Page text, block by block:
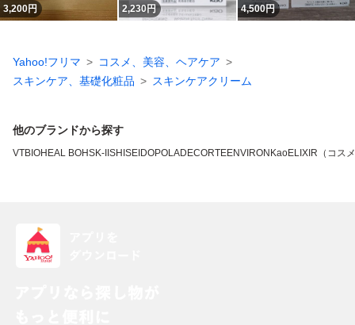
3,200円 2,230円 4,500円
Yahoo!フリマ
コスメ、美容、ヘアケア
スキンケア、基礎化粧品
スキンケアクリーム
他のブランドから探す
VTBIOHEAL BOHSK-II SHISEIDOPOLADECORTEENVIRON KaoELIXIR（コス